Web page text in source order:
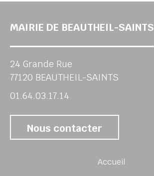
MAIRIE DE BEAUTHEIL-SAINTS
24 Grande Rue
77120 BEAUTHEIL-SAINTS
01.64.03.17.14
Nous contacter
Accueil